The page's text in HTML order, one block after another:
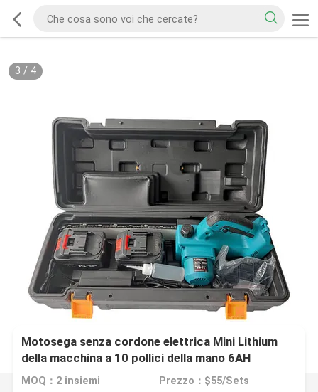
3 / 4
Motosega senza cordone elettrica Mini Lithium
della macchina a 10 pollici della mano 6AH
MOQ：2 insiemi Prezzo：$55/Sets